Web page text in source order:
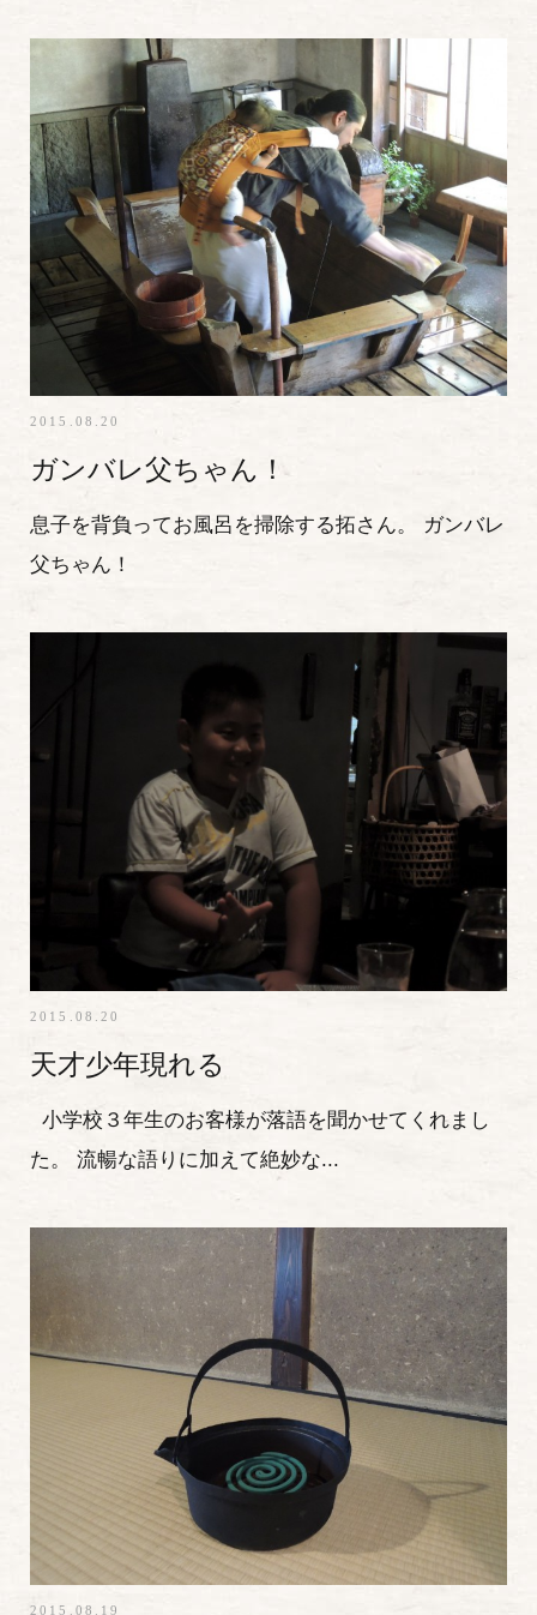
2015.08.20
ガンバレ父ちゃん！
息子を背負ってお風呂を掃除する拓さん。 ガンバレ
父ちゃん！
2015.08.20
天才少年現れる
小学校３年生のお客様が落語を聞かせてくれまし
た。 流暢な語りに加えて絶妙な...
2015.08.19